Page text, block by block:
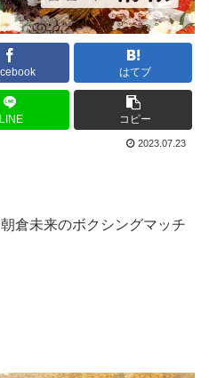
はてブ
LINE コピー
2023.07.23
倉未来のボクシングマッチ